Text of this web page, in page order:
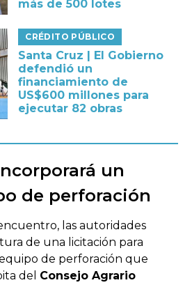
más de 500 lotes
CRÉDITO PÚBLICO
Santa Cruz | El Gobierno
defendió un
financiamiento de
US$600 millones para
ejecutar 82 obras
un
de perforación
las autoridades
de una licitación para
de perforación que
del Consejo Agrario